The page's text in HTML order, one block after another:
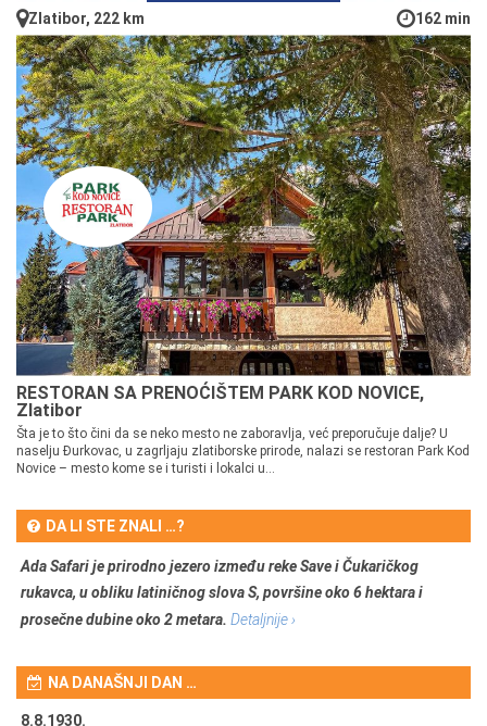
Zlatibor, 222 km 162 min
RESTORAN SA PRENOĆIŠTEM PARK KOD NOVICE,
Zlatibor
Šta je to što čini da se neko mesto ne zaboravlja, već preporučuje dalje? U
naselju Đurkovac, u zagrljaju zlatiborske prirode, nalazi se restoran Park Kod
Novice – mesto kome se i turisti i lokalci u...
DA LI STE ZNALI …?
Ada Safari je prirodno jezero između reke Save i Čukaričkog
rukavca, u obliku latiničnog slova S, površine oko 6 hektara i
prosečne dubine oko 2 metara. Detaljnije ›
NA DANAŠNJI DAN …
8.8.1930.